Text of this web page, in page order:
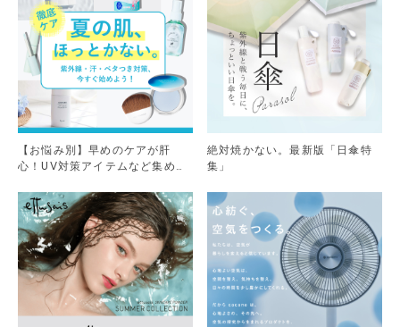
【お悩み別】早めのケアが肝
心！UV対策アイテムなど集めま
絶対焼かない。最新版「日傘特
集」